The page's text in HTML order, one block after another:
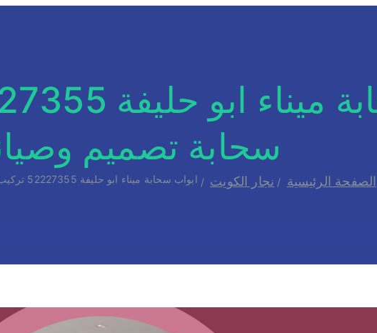
سحابة تصميم
الصفحة الرئيسية نجار الكويت ابواب سحابة ميناء ابو حليفة 52227355 تركيب ابواب سحابة تصميم وصيانه